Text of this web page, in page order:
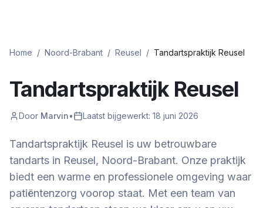
Home / Noord-Brabant / Reusel / Tandartspraktijk Reusel
Tandartspraktijk Reusel
Door Marvin• Laatst bijgewerkt: 18 juni 2026
Tandartspraktijk Reusel is uw betrouwbare
tandarts in Reusel, Noord-Brabant. Onze praktijk
biedt een warme en professionele omgeving waar
patiëntenzorg voorop staat. Met een team van